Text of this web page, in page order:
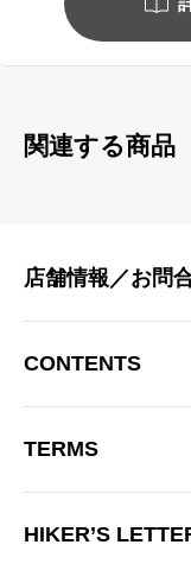
関連する商品
店舗情報／お問
ョン2F
OPEN：12:00～
CONTENTS
商品一覧
ブランド
ブログ
HIKER’S
TERMS
プライバシーポリシ